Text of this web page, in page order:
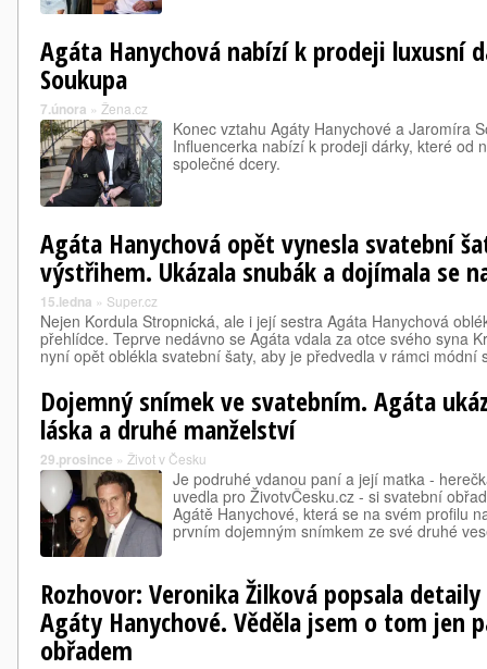
Agáta Hanychová nabízí k prodeji luxusní
Soukupa
7.února » Žena.cz
Konec vztahu Agáty Hanychové a Jaromíra
Influencerka nabízí k prodeji dárky, které od
společné dcery.
Agáta Hanychová opět vynesla svatební
výstřihem. Ukázala snubák a dojímala se
15.ledna » Super.cz
Nejen Kordula Stropnická, ale i její sestra Agáta Hanychová
přehlídce. Teprve nedávno se Agáta vdala za otce svého syna
nyní opět oblékla svatební šaty, aby je předvedla v rámci módní
Dojemný snímek ve svatebním. Agáta
láska a druhé manželství
29.prosince » Život v Česku
Je podruhé vdanou paní a její matka -
uvedla pro ŽivotvČesku.cz - si svatební
Agátě Hanychové, která se na svém profilu
prvním dojemným snímkem ze své druhé
Rozhovor: Veronika Žilková popsala
Agáty Hanychové. Věděla jsem o tom jen
obřadem